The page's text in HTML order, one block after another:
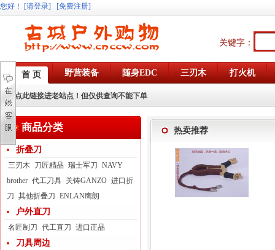
您好 ！ [请登录] [免费注册]
关键字：
首 页 野营装备 随身EDC 三刃木 打火机
点此链接进老站点！但仅供查询不能下单
商品分类
折叠刀
三刃木 刀匠精品 瑞士军刀 NAVY
brother 代工刀具 关铸GANZO 进口折
刀 其他折叠刀 ENLAN鹰朗
户外直刀
名匠制刀 代工直刀 进口正品
刀具周边
热卖推荐